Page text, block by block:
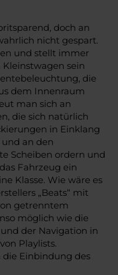
doch an
nicht gespart.
und stellt immer
sein
die
dem Innenraum
man sich an
die sich natürlich
in Einklang
an den
Scheiben ordern und
Fahrzeug ein
Klasse. Wie wäre es
„Beats“ mit
getrenntem
möglich wie die
der Navigation in
Playlists.
die Einbindung des